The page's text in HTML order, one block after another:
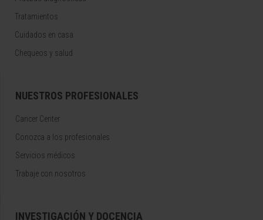
Tratamientos
Cuidados en casa
Chequeos y salud
NUESTROS PROFESIONALES
Cancer Center
Conozca a los profesionales
Servicios médicos
Trabaje con nosotros
INVESTIGACIÓN Y DOCENCIA